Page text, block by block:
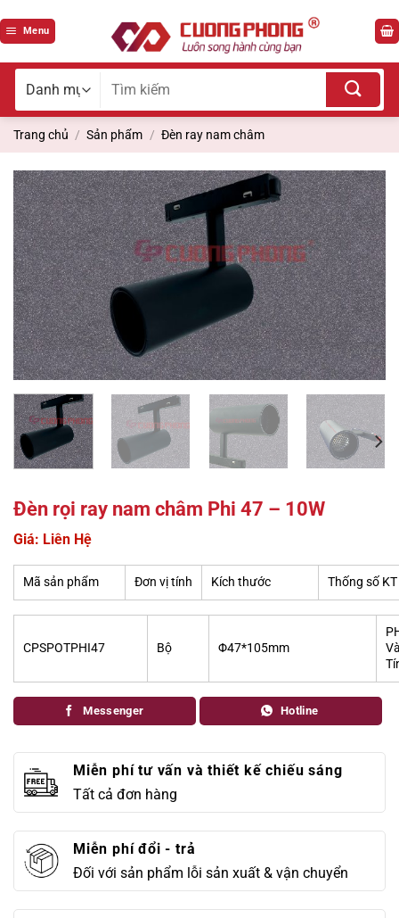
qua
Menu
Tìm
Trang chủ / Sản phẩm / Đèn ray nam châm
Đèn rọi ray nam châm Phi 47 – 10W
Giá: Liên Hệ
Mã sản phẩm Đơn vị tính Kích thước Thống số KT
CPSPOTPHI47 Bộ Φ47*105mm
Messenger Hotline
Miễn phí tư vấn và thiết kế chiếu sáng
Tất cả đơn hàng
Miễn phí đổi - trả
Đối với sản phẩm lỗi sản xuất & vận chuyển